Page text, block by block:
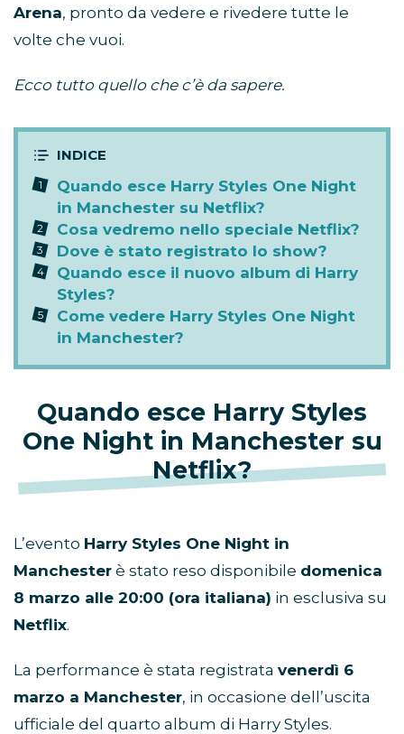
Arena, pronto da vedere e rivedere tutte le
volte che vuoi.
Ecco tutto quello che c’è da sapere.
Quando esce Harry Styles One Night
in Manchester su Netflix?
Cosa vedremo nello speciale Netflix?
Dove è stato registrato lo show?
Quando esce il nuovo album di Harry
Styles?
Come vedere Harry Styles One Night
in Manchester?
Quando esce Harry Styles
One Night in Manchester su
Netflix?
L’evento Harry Styles One Night in
Manchester è stato reso disponibile domenica
8 marzo alle 20:00 (ora italiana) in esclusiva su
Netflix.
La performance è stata registrata venerdì 6
marzo a Manchester, in occasione dell’uscita
ufficiale del quarto album di Harry Styles.